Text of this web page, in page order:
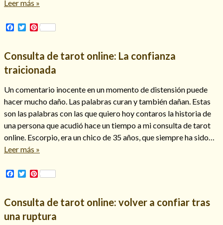
Tu consulta al tarot
Alejamiento(208)
Amarres(145)
Cartomancia(117)
Cómo recuperar a mi ex(190)
Endulzamiento
Infidelidad(104)
Rituales
(72)
Tarot online (372)
Leer más »
Facebook
Twitter
Pinterest
Consulta de tarot online: La confianza
traicionada
Un comentario inocente en un momento de distensión puede
hacer mucho daño. Las palabras curan y también dañan. Estas
son las palabras con las que quiero hoy contaros la historia de
una persona que acudió hace un tiempo a mi consulta de tarot
online. Escorpio, era un chico de 35 años, que siempre ha sido…
Leer más »
Facebook
Twitter
Pinterest
Consulta de tarot online: volver a confiar tras
una ruptura